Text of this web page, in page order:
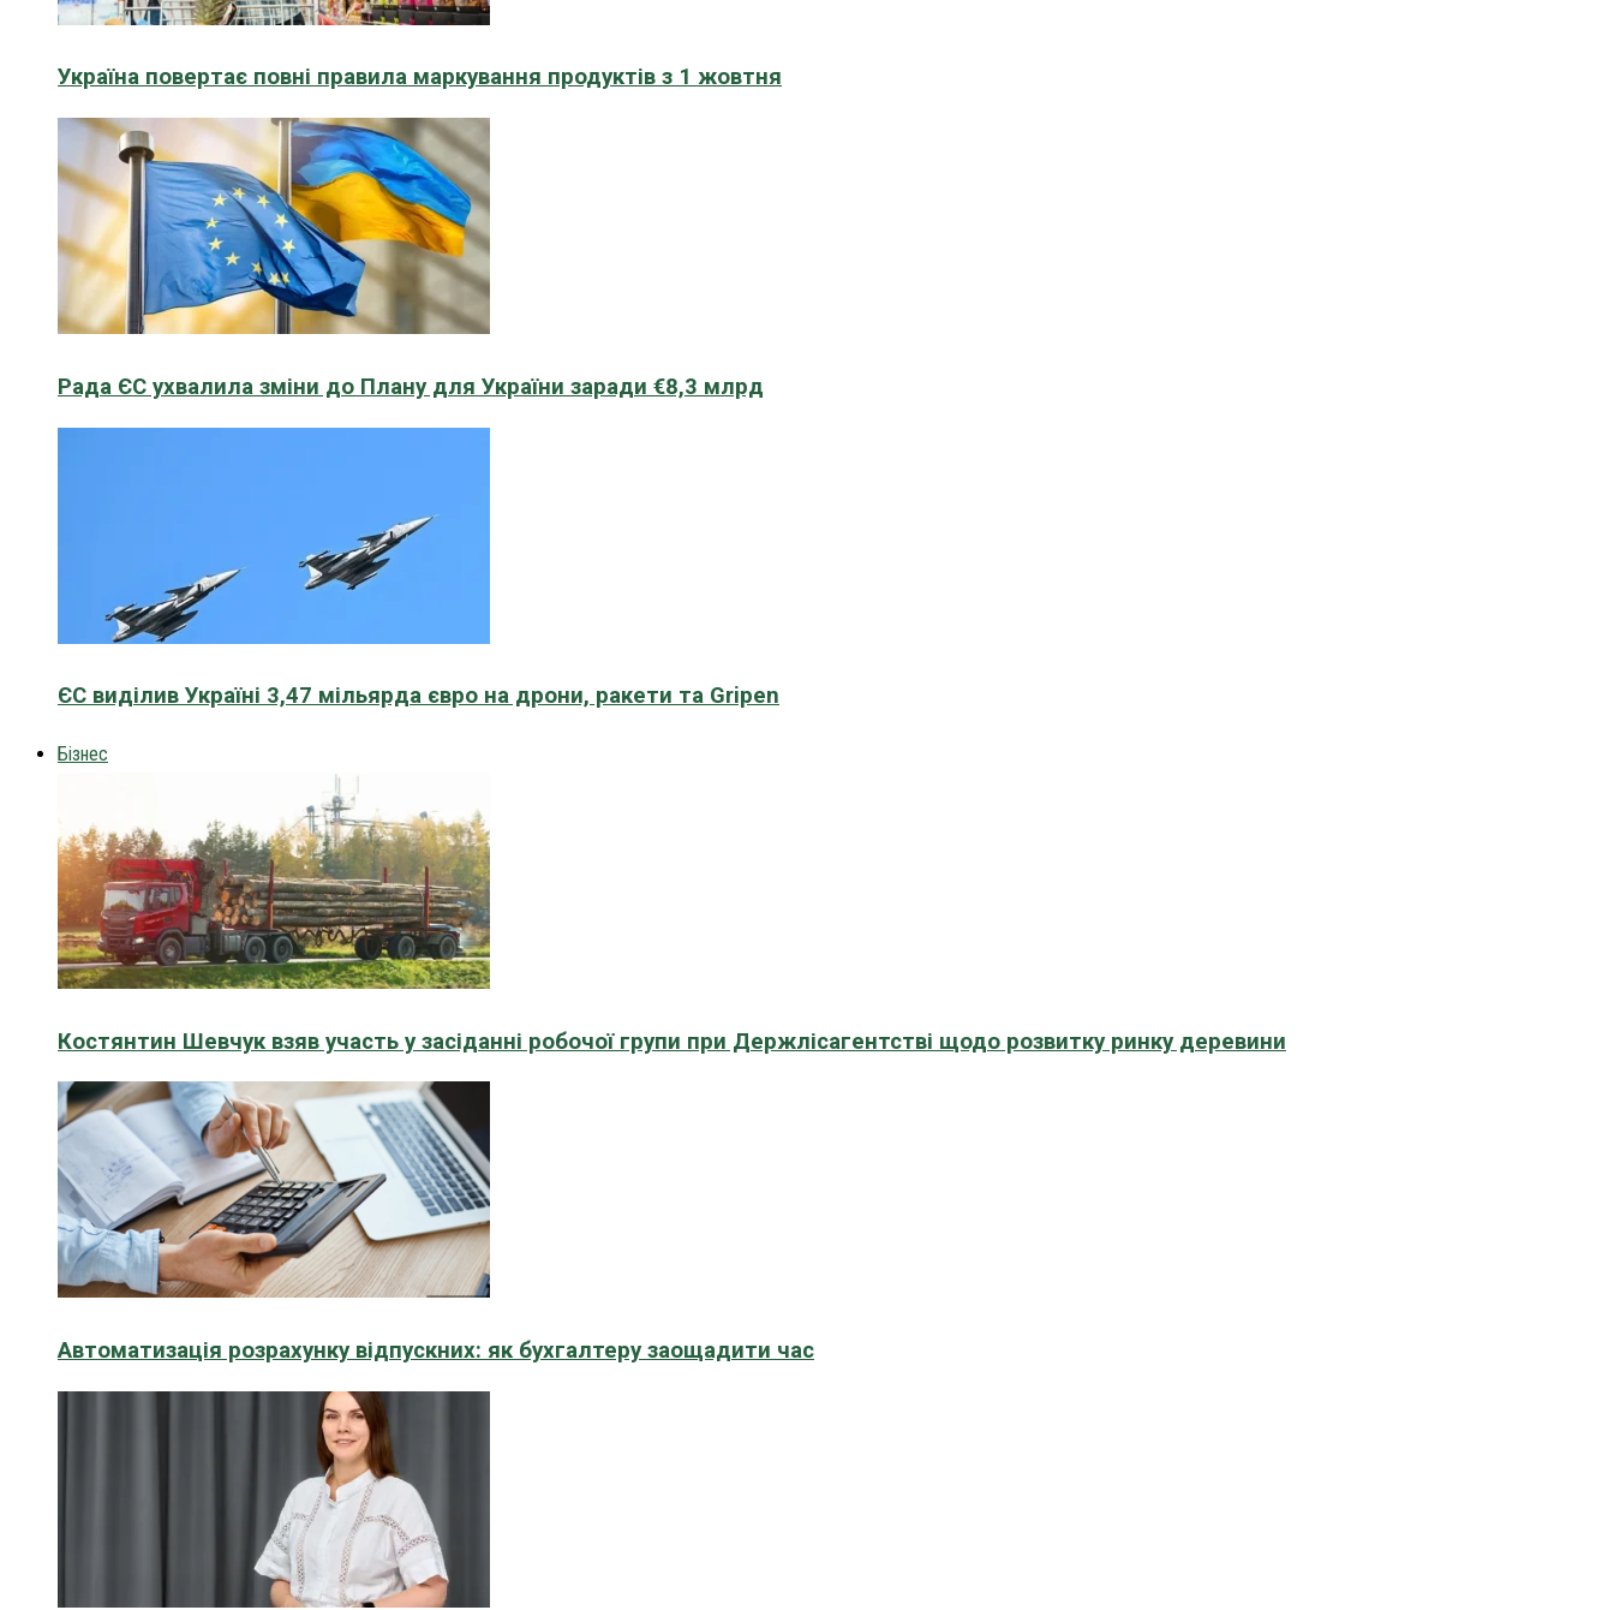
Україна повертає повні правила маркування продуктів з 1 жовтня
Рада ЄС ухвалила зміни до Плану для України заради €8,3 млрд
ЄС виділив Україні 3,47 мільярда євро на дрони, ракети та Gripen
Бізнес
Костянтин Шевчук взяв участь у засіданні робочої групи при Держлісагентстві щодо розвитку ринку деревини
Автоматизація розрахунку відпускних: як бухгалтеру заощадити час